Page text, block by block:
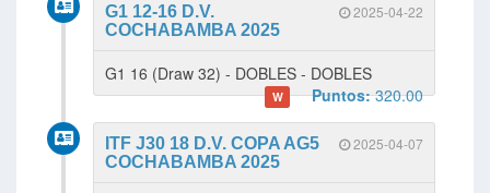
2025-04-22
G1 12-16 D.V.
COCHABAMBA 2025
G1 16 (Draw 32) - DOBLES - DOBLES
W Puntos:320.00
2025-04-07
ITF J30 18 D.V. COPA AG5
COCHABAMBA 2025